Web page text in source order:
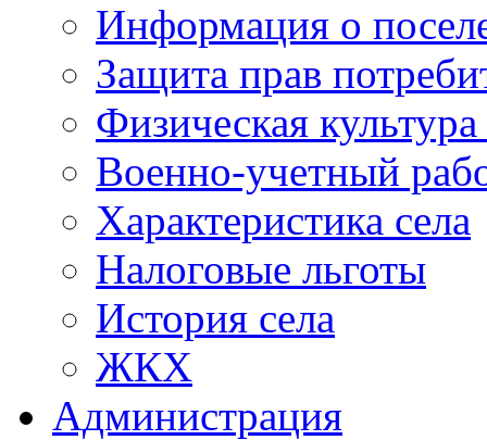
Информация о
Защита прав
Физическая
Военно-учетный
Характеристика села
Налоговые льготы
История села
ЖКХ
Администрация